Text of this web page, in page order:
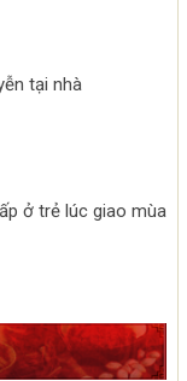
tại nhà
ở trẻ lúc giao mùa